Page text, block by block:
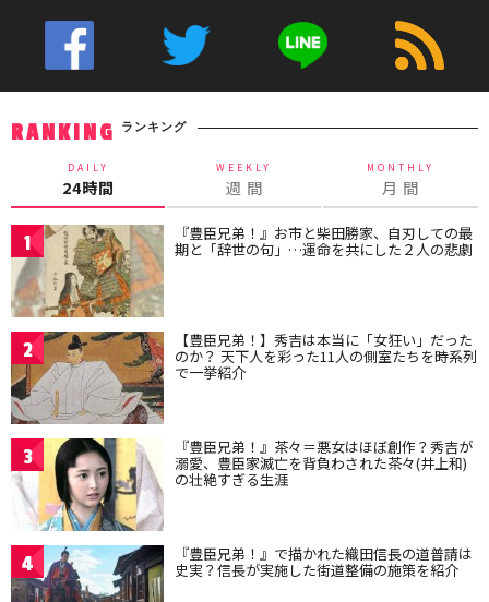
RANKING ランキング
DAILY
24時間
WEEKLY
週 間
MONTHLY
月 間
1 『豊臣兄弟！』お市と柴田勝家、自刃しての最
期と「辞世の句」…運命を共にした２人の悲劇
2 【豊臣兄弟！】秀吉は本当に「女狂い」だった
のか？ 天下人を彩った11人の側室たちを時系列
で一挙紹介
3 『豊臣兄弟！』茶々＝悪女はほぼ創作？秀吉が
溺愛、豊臣家滅亡を背負わされた茶々(井上和)
の壮絶すぎる生涯
4 『豊臣兄弟！』で描かれた織田信長の道普請は
史実？信長が実施した街道整備の施策を紹介